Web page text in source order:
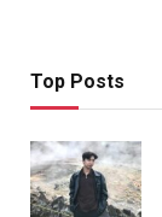
Top Posts